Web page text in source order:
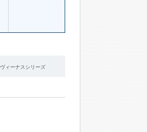
ヴィーナスシリーズ